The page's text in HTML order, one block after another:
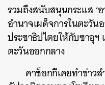
รวมถึงสนับสนุนกระแส ‘
อำนาจเผด็จการในตะวัน
ประชาธิปไตยให้กับซาอุ
ตะวันออกกลาง
คาช็อกกีเคยทำข่าว